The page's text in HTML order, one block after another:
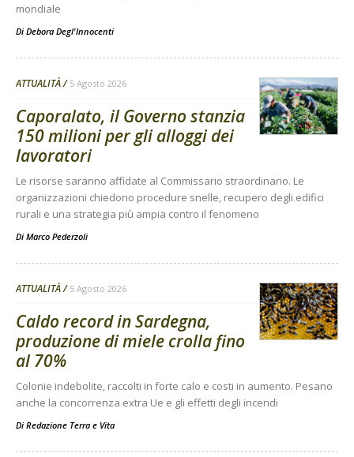
mondiale
Di Debora Degl'Innocenti
ATTUALITÀ 5 Agosto 2026
Caporalato, il Governo stanzia
150 milioni per gli alloggi dei
lavoratori
Le risorse saranno affidate al Commissario straordinario. Le
organizzazioni chiedono procedure snelle, recupero degli edifici
rurali e una strategia più ampia contro il fenomeno
Di Marco Pederzoli
ATTUALITÀ 5 Agosto 2026
Caldo record in Sardegna,
produzione di miele crolla fino
al 70%
Colonie indebolite, raccolti in forte calo e costi in aumento. Pesano
anche la concorrenza extra Ue e gli effetti degli incendi
Di Redazione Terra e Vita